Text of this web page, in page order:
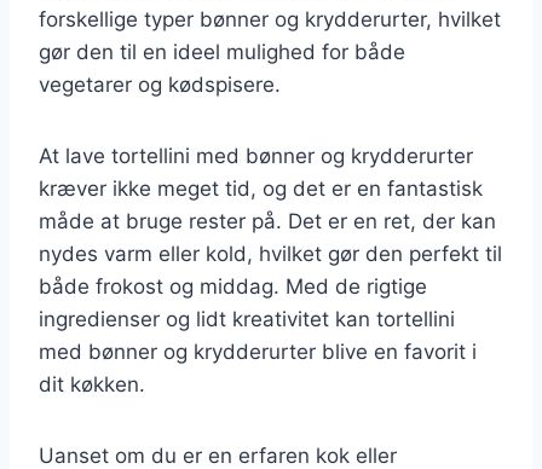
forskellige typer bønner og krydderurter, hvilket
gør den til en ideel mulighed for både
vegetarer og kødspisere.
At lave tortellini med bønner og krydderurter
kræver ikke meget tid, og det er en fantastisk
måde at bruge rester på. Det er en ret, der kan
nydes varm eller kold, hvilket gør den perfekt til
både frokost og middag. Med de rigtige
ingredienser og lidt kreativitet kan tortellini
med bønner og krydderurter blive en favorit i
dit køkken.
Uanset om du er en erfaren kok eller